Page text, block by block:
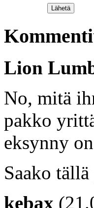
Lion
No, mitä
pakko
eksynny
Saako
kebax